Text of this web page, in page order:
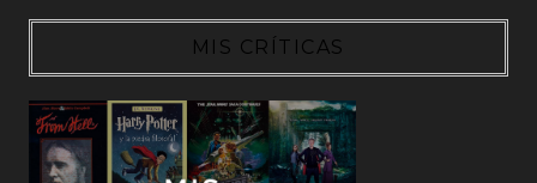
MIS CRÍTICAS